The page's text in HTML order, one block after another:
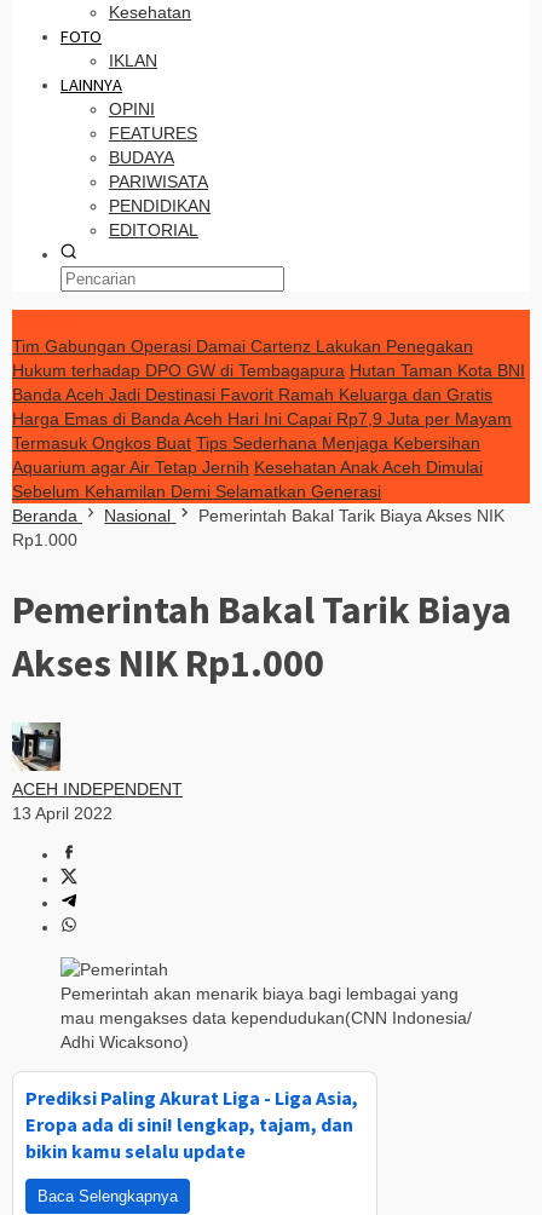
Kesehatan
FOTO
IKLAN
LAINNYA
OPINI
FEATURES
BUDAYA
PARIWISATA
PENDIDIKAN
EDITORIAL
Tim Gabungan Operasi Damai Cartenz Lakukan Penegakan
Hukum terhadap DPO GW di Tembagapura Hutan Taman Kota BNI
Banda Aceh Jadi Destinasi Favorit Ramah Keluarga dan Gratis
Harga Emas di Banda Aceh Hari Ini Capai Rp7,9 Juta per Mayam
Termasuk Ongkos Buat Tips Sederhana Menjaga Kebersihan
Aquarium agar Air Tetap Jernih Kesehatan Anak Aceh Dimulai
Sebelum Kehamilan Demi Selamatkan Generasi
Beranda
Nasional
Pemerintah Bakal Tarik Biaya Akses NIK
Rp1.000
Pemerintah Bakal Tarik Biaya
Akses NIK Rp1.000
ACEH INDEPENDENT
13 April 2022
Pemerintah akan menarik biaya bagi lembagai yang
mau mengakses data kependudukan(CNN Indonesia/
Adhi Wicaksono)
Prediksi Paling Akurat Liga - Liga Asia,
Eropa ada di sini! lengkap, tajam, dan
bikin kamu selalu update
Baca Selengkapnya